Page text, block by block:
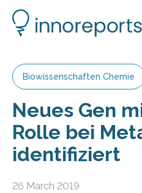
Biowissenschaften Chemie
Neues Gen
Rolle bei
identifiziert
26 March 2019